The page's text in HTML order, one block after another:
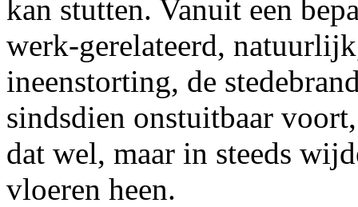
kan stutten. Vanuit een
werk-gerelateerd,
ineenstorting, de
sindsdien onstuitbaar
dat wel, maar in steeds
vloeren heen.